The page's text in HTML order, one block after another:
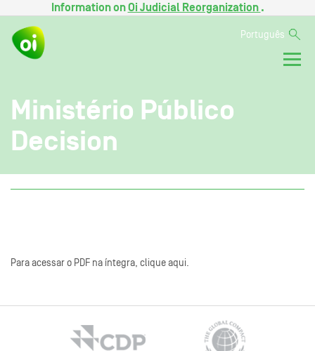
Information onOi Judicial Reorganization .
Português
Ministério Público
Decision
Para acessar o PDF na íntegra, clique aqui.